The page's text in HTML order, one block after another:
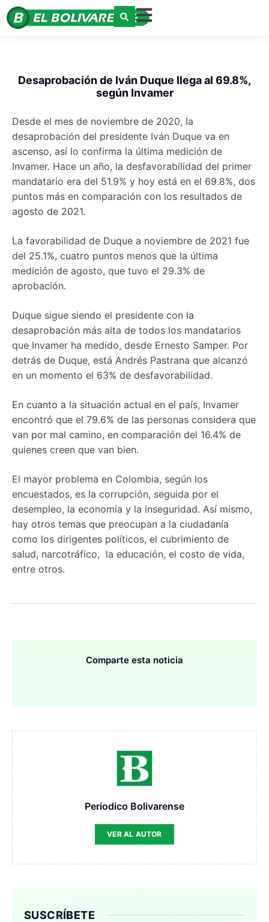
Desaprobación de Iván Duque llega al 69.8%,
según Invamer
Desde el mes de noviembre de 2020, la
desaprobación del presidente Iván Duque va en
ascenso, así lo confirma la última medición de
Invamer. Hace un año, la desfavorabilidad del primer
mandatario era del 51.9% y hoy está en el 69.8%, dos
puntos más en comparación con los resultados de
agosto de 2021.
La favorabilidad de Duque a noviembre de 2021 fue
del 25.1%, cuatro puntos menos que la última
medición de agosto, que tuvo el 29.3% de
aprobación.
Duque sigue siendo el presidente con la
desaprobación más alta de todos los mandatarios
que Invamer ha medido, desde Ernesto Samper. Por
detrás de Duque, está Andrés Pastrana que alcanzó
en un momento el 63% de desfavorabilidad.
En cuanto a la situación actual en el país, Invamer
encontró que el 79.6% de las personas considera que
van por mal camino, en comparación del 16.4% de
quienes creen que van bien.
El mayor problema en Colombia, según los
encuestados, es la corrupción, seguida por el
desempleo, la economía y la inseguridad. Así mismo,
hay otros temas que preocupan a la ciudadanía
como los dirigentes políticos, el cubrimiento de
salud, narcotráfico, la educación, el costo de vida,
entre otros.
Comparte esta noticia
Periodico Bolivarense
VER AL AUTOR
SUSCRÍBETE